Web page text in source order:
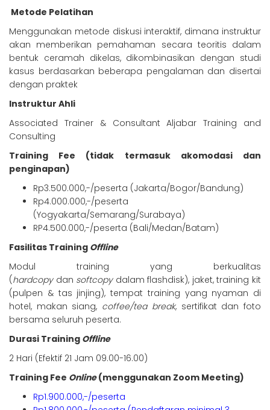
Metode Pelatihan
Menggunakan metode diskusi interaktif, dimana instruktur
akan memberikan pemahaman secara teoritis dalam
bentuk ceramah dikelas, dikombinasikan dengan studi
kasus berdasarkan beberapa pengalaman dan disertai
dengan praktek
Instruktur Ahli
Associated Trainer & Consultant Aljabar Training and
Consulting
Training Fee (tidak termasuk akomodasi dan
penginapan)
Rp3.500.000,-/peserta (Jakarta/Bogor/Bandung)
Rp4.000.000,-/peserta
(Yogyakarta/Semarang/Surabaya)
RP4.500.000,-/peserta (Bali/Medan/Batam)
Fasilitas Training Offline
Modul training yang berkualitas
(hardcopydan softcopy dalam flashdisk), jaket, training kit
(pulpen & tas jinjing), tempat training yang nyaman di
hotel, makan siang, coffee/tea break, sertifikat dan foto
bersama seluruh peserta.
Durasi Training Offline
2 Hari (Efektif 21 Jam 09.00-16.00)
Training Fee Online(menggunakan Zoom Meeting)
Rp1.900.000,-/peserta